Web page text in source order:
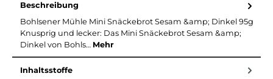
Beschreibung
Bohlsener Mühle Mini Snäckebrot Sesam &amp; Dinkel 95g
Knusprig und lecker: Das Mini Snäckebrot Sesam &amp;
Dinkel von Bohls… Mehr
Inhaltsstoffe